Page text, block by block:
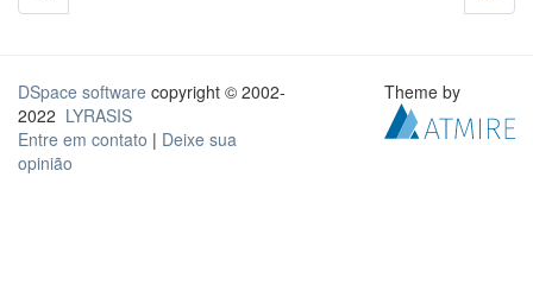
DSpace software copyright © 2002-
2022 LYRASIS
Entre em contato | Deixe sua
opinião
Theme by